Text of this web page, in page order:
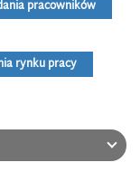
pracowników
rynku pracy